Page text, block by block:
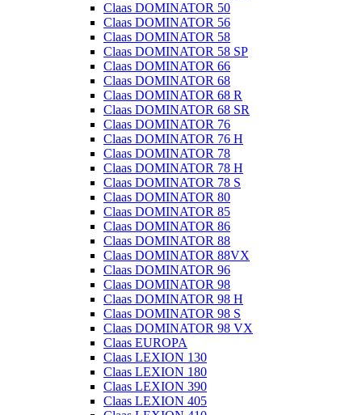
Claas DOMINATOR 50
Claas DOMINATOR 56
Claas DOMINATOR 58
Claas DOMINATOR 58 SP
Claas DOMINATOR 66
Claas DOMINATOR 68
Claas DOMINATOR 68 R
Claas DOMINATOR 68 SR
Claas DOMINATOR 76
Claas DOMINATOR 76 H
Claas DOMINATOR 78
Claas DOMINATOR 78 H
Claas DOMINATOR 78 S
Claas DOMINATOR 80
Claas DOMINATOR 85
Claas DOMINATOR 86
Claas DOMINATOR 88
Claas DOMINATOR 88VX
Claas DOMINATOR 96
Claas DOMINATOR 98
Claas DOMINATOR 98 H
Claas DOMINATOR 98 S
Claas DOMINATOR 98 VX
Claas EUROPA
Claas LEXION 130
Claas LEXION 180
Claas LEXION 390
Claas LEXION 405